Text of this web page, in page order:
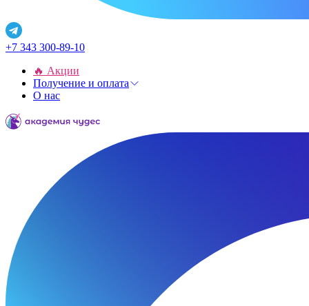
+7 343 300-89-10
🔥 Акции
Получение и оплата
О нас